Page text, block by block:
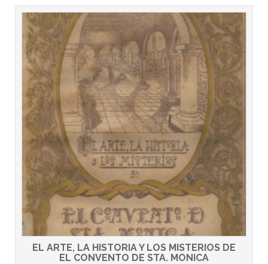
EL ARTE, LA HISTORIA Y LOS MISTERIOS DE
EL CONVENTO DE STA. MONICA